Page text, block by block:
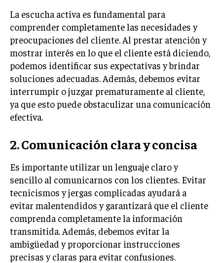
ECONOMÍA EMPRESARIAL
INTERNACIONAL
NEGOCIOS INTERNACIONALES
COMERCIO INTERNACIONAL
EXPANSIÓN GLOBAL
IMPORTACIÓN Y EXPORTACIÓN
TECNOLOGIA
GESTIÓN DE LA INNOVACIÓN TECNOLÓGICA
TRANSFORMACIÓN DIGITAL
ANALÍTICA EMPRESARIAL Y BUSINESS
INTELLIGENCE
CIBERSEGURIDAD EMPRESARIAL
La escucha activa es fundamental para
comprender completamente las necesidades y
preocupaciones del cliente. Al prestar atención y
mostrar interés en lo que el cliente está diciendo,
podemos identificar sus expectativas y brindar
soluciones adecuadas. Además, debemos evitar
interrumpir o juzgar prematuramente al cliente,
ya que esto puede obstaculizar una comunicación
efectiva.
2. Comunicación clara y concisa
Es importante utilizar un lenguaje claro y
sencillo al comunicarnos con los clientes. Evitar
tecnicismos y jergas complicadas ayudará a
evitar malentendidos y garantizará que el cliente
comprenda completamente la información
transmitida. Además, debemos evitar la
ambigüedad y proporcionar instrucciones
precisas y claras para evitar confusiones.